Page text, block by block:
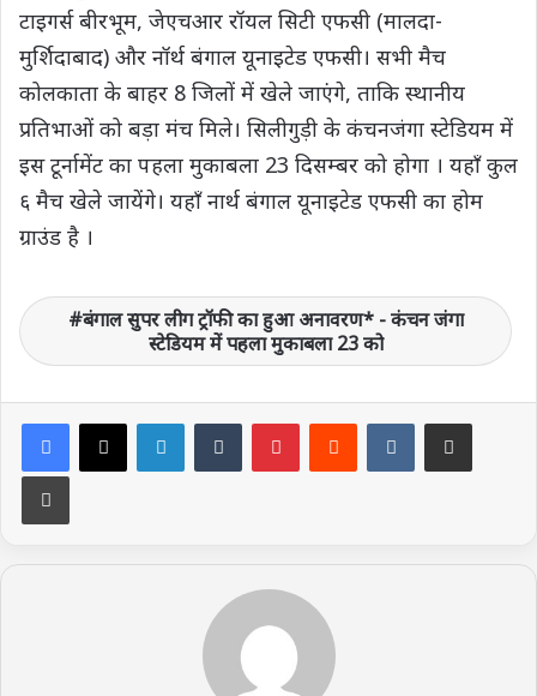
टाइगर्स बीरभूम, जेएचआर रॉयल सिटी एफसी (मालदा-
मुर्शिदाबाद) और नॉर्थ बंगाल यूनाइटेड एफसी। सभी मैच
कोलकाता के बाहर 8 जिलों में खेले जाएंगे, ताकि स्थानीय
प्रतिभाओं को बड़ा मंच मिले। सिलीगुड़ी के कंचनजंगा स्टेडियम में
इस टूर्नामेंट का पहला मुकाबला 23 दिसम्बर को होगा । यहाँ कुल
६ मैच खेले जायेंगे। यहाँ नार्थ बंगाल यूनाइटेड एफसी का होम
ग्राउंड है ।
बंगाल सुपर लीग ट्रॉफी का हुआ अनावरण* - कंचन जंगा
स्टेडियम में पहला मुकाबला 23 को
LinkedInTumblrPinterestRedditVKontakte
Share via Email
Print